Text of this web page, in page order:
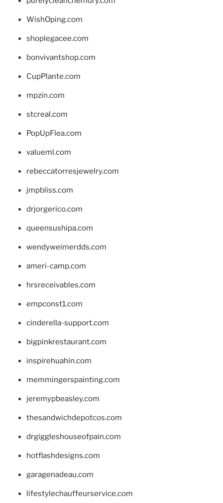
WishOping.com
shoplegacee.com
bonvivantshop.com
CupPlante.com
mpzin.com
stcreal.com
PopUpFlea.com
valueml.com
rebeccatorresjewelry.com
jmpbliss.com
drjorgerico.com
queensushipa.com
wendyweimerdds.com
ameri-camp.com
hrsreceivables.com
empconst1.com
cinderella-support.com
bigpinkrestaurant.com
inspirehuahin.com
memmingerspainting.com
jeremypbeasley.com
thesandwichdepotcos.com
drgiggleshouseofpain.com
hotflashdesigns.com
garagenadeau.com
lifestylechauffeurservice.com